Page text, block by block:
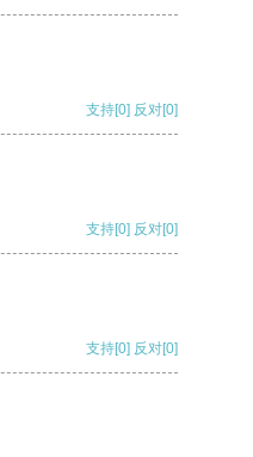
支持[0] 反对[0]
支持[0] 反对[0]
支持[0] 反对[0]